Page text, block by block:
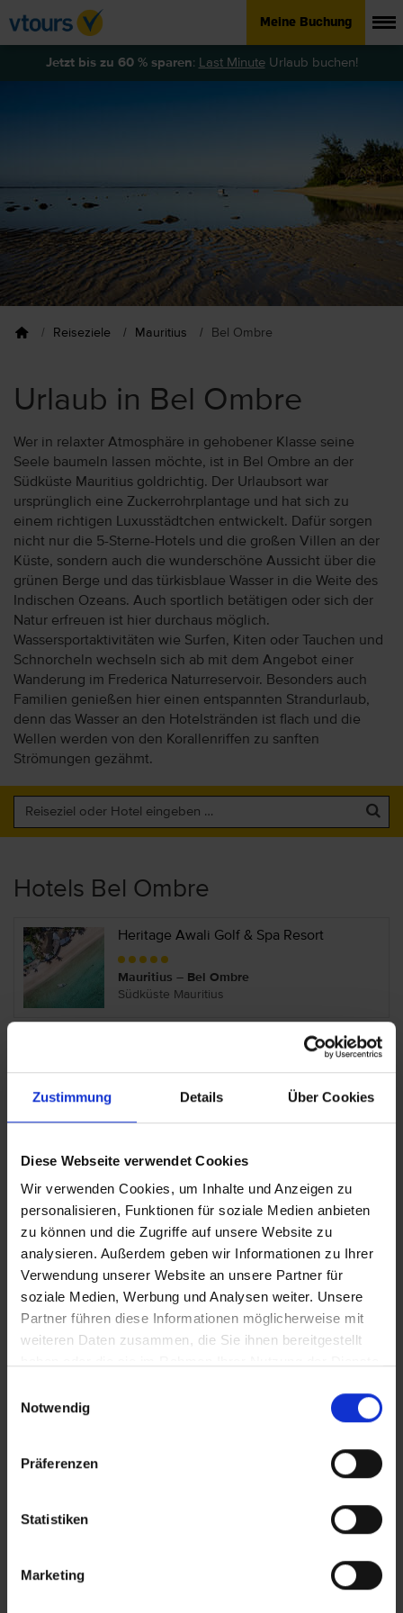
Zustimmung Details Über Cookies
Diese Webseite verwendet Cookies
Wir verwenden Cookies, um Inhalte und Anzeigen zu
personalisieren, Funktionen für soziale Medien anbieten
zu können und die Zugriffe auf unsere Website zu
analysieren. Außerdem geben wir Informationen zu Ihrer
Verwendung unserer Website an unsere Partner für
soziale Medien, Werbung und Analysen weiter. Unsere
Partner führen diese Informationen möglicherweise mit
weiteren Daten zusammen, die Sie ihnen bereitgestellt
Notwendig
Präferenzen
Statistiken
Marketing
Meine Buchung
Jetzt bis zu 60 % sparen: Last MinuteUrlaub buchen!
Reiseziele Mauritius Bel Ombre
Urlaub in Bel Ombre
Wer in relaxter Atmosphäre in gehobener Klasse seine
Seele baumeln lassen möchte, ist in Bel Ombre an der
Südküste Mauritius goldrichtig. Der Urlaubsort war
ursprünglich eine Zuckerrohrplantage und hat sich zu
einem richtigen Luxusstädtchen entwickelt. Dafür sorgen
nicht nur die 5-Sterne-Hotels und die großen Villen an der
Küste, sondern auch die wunderschöne Aussicht über die
grünen Berge und das türkisblaue Wasser in die Weite des
Indischen Ozeans. Auch sportlich betätigen oder sich der
Natur erfreuen ist hier durchaus möglich.
Wassersportaktivitäten wie Surfen, Kiten oder Tauchen und
Schnorcheln wechseln sich ab mit dem Angebot einer
Wanderung im Frederica Naturreservoir. Besonders auch
Familien genießen hier einen entspannten Strandurlaub,
denn das Wasser an den Hotelstränden ist flach und die
Wellen werden von den Korallenriffen zu sanften
Strömungen gezähmt.
Hotels Bel Ombre
Heritage Awali Golf & Spa Resort
Mauritius – Bel Ombre
Südküste Mauritius
Heritage Le Telfair Golf & Wellness
Resort
Outrigger Mauritius Beach Resort
Mauritius – Bel Ombre
Südküste Mauritius
SO Sofitel Mauritius